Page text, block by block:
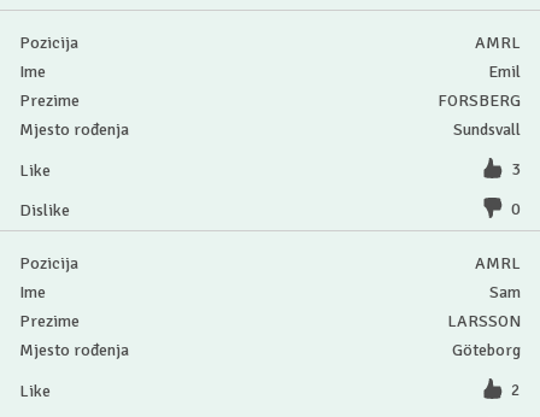
AMRL
Emil
FORSBERG
Sundsvall
3
0
AMRL
Sam
LARSSON
Göteborg
2